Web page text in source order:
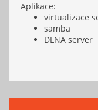
Aplikace:
virtualizace
samba
DLNA server